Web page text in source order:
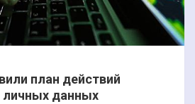
план действий
личных данных